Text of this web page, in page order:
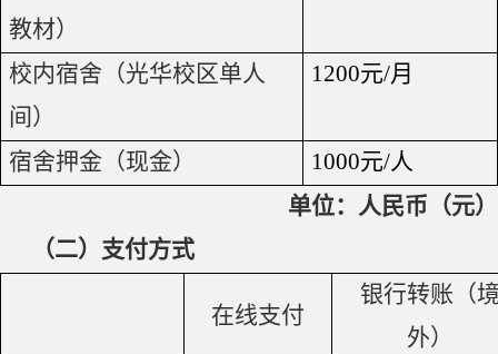
教材）
校内宿舍（光华校区单人
间）
1200元/月
宿舍押金（现金） 1000元/人
单位：人民币（元）
（二） 支付方式
在线支付
银行转账（
外）